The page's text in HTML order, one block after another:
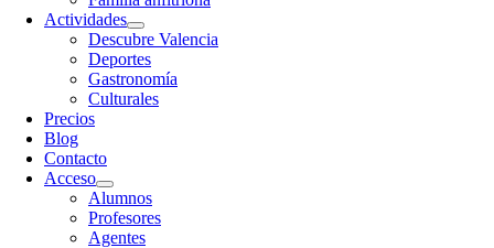
Actividades
Descubre Valencia
Deportes
Gastronomía
Culturales
Precios
Blog
Contacto
Acceso
Alumnos
Profesores
Agentes